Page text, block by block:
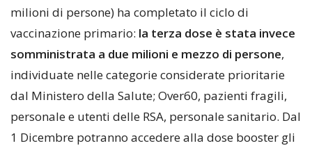
milioni di persone) ha completato il ciclo di
vaccinazione primario: la terza dose è stata invece
somministrata a due milioni e mezzo di persone,
individuate nelle categorie considerate prioritarie
dal Ministero della Salute; Over60, pazienti fragili,
personale e utenti delle RSA, personale sanitario. Dal
1 Dicembre potranno accedere alla dose booster gli